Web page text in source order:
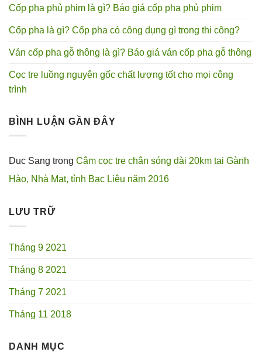
Cốp pha phủ phim là gì? Báo giá cốp pha phủ phim
Cốp pha là gì? Cốp pha có công dụng gì trong thi công?
Ván cốp pha gỗ thông là gì? Báo giá ván cốp pha gỗ thông
Cọc tre luồng nguyên gốc chất lượng tốt cho mọi công
trình
BÌNH LUẬN GẦN ĐÂY
Duc Sang trong Cắm cọc tre chắn sóng dài 20km tại Gành
Hào, Nhà Mat, tỉnh Bạc Liêu năm 2016
LƯU TRỮ
Tháng 9 2021
Tháng 8 2021
Tháng 7 2021
Tháng 11 2018
DANH MỤC